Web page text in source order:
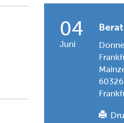
04
Juni
60326